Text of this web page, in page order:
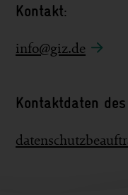
Kontakt:
info@giz.de
Kontaktdaten